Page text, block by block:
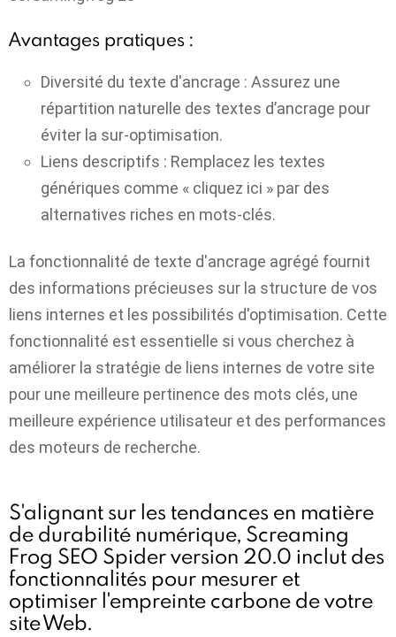
Avantages pratiques :
Diversité du texte d'ancrage : Assurez une
répartition naturelle des textes d’ancrage pour
éviter la sur-optimisation.
Liens descriptifs : Remplacez les textes
génériques comme « cliquez ici » par des
alternatives riches en mots-clés.
La fonctionnalité de texte d'ancrage agrégé fournit
des informations précieuses sur la structure de vos
liens internes et les possibilités d'optimisation. Cette
fonctionnalité est essentielle si vous cherchez à
améliorer la stratégie de liens internes de votre site
pour une meilleure pertinence des mots clés, une
meilleure expérience utilisateur et des performances
des moteurs de recherche.
S'alignant sur les tendances en matière
de durabilité numérique, Screaming
Frog SEO Spider version 20.0 inclut des
fonctionnalités pour mesurer et
optimiser l'empreinte carbone de votre
site Web.